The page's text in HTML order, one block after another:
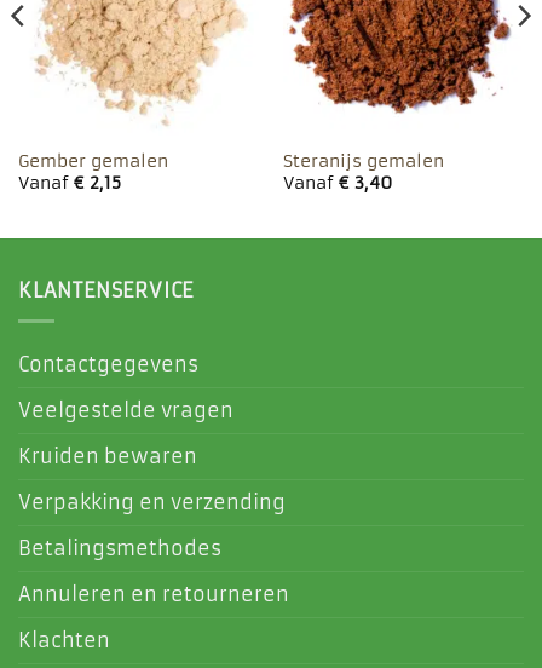
Gember gemalen
Vanaf €2,15
Steranijs gemalen
Vanaf €3,40
KLANTENSERVICE
Contactgegevens
Veelgestelde vragen
Kruiden bewaren
Verpakking en verzending
Betalingsmethodes
Annuleren en retourneren
Klachten